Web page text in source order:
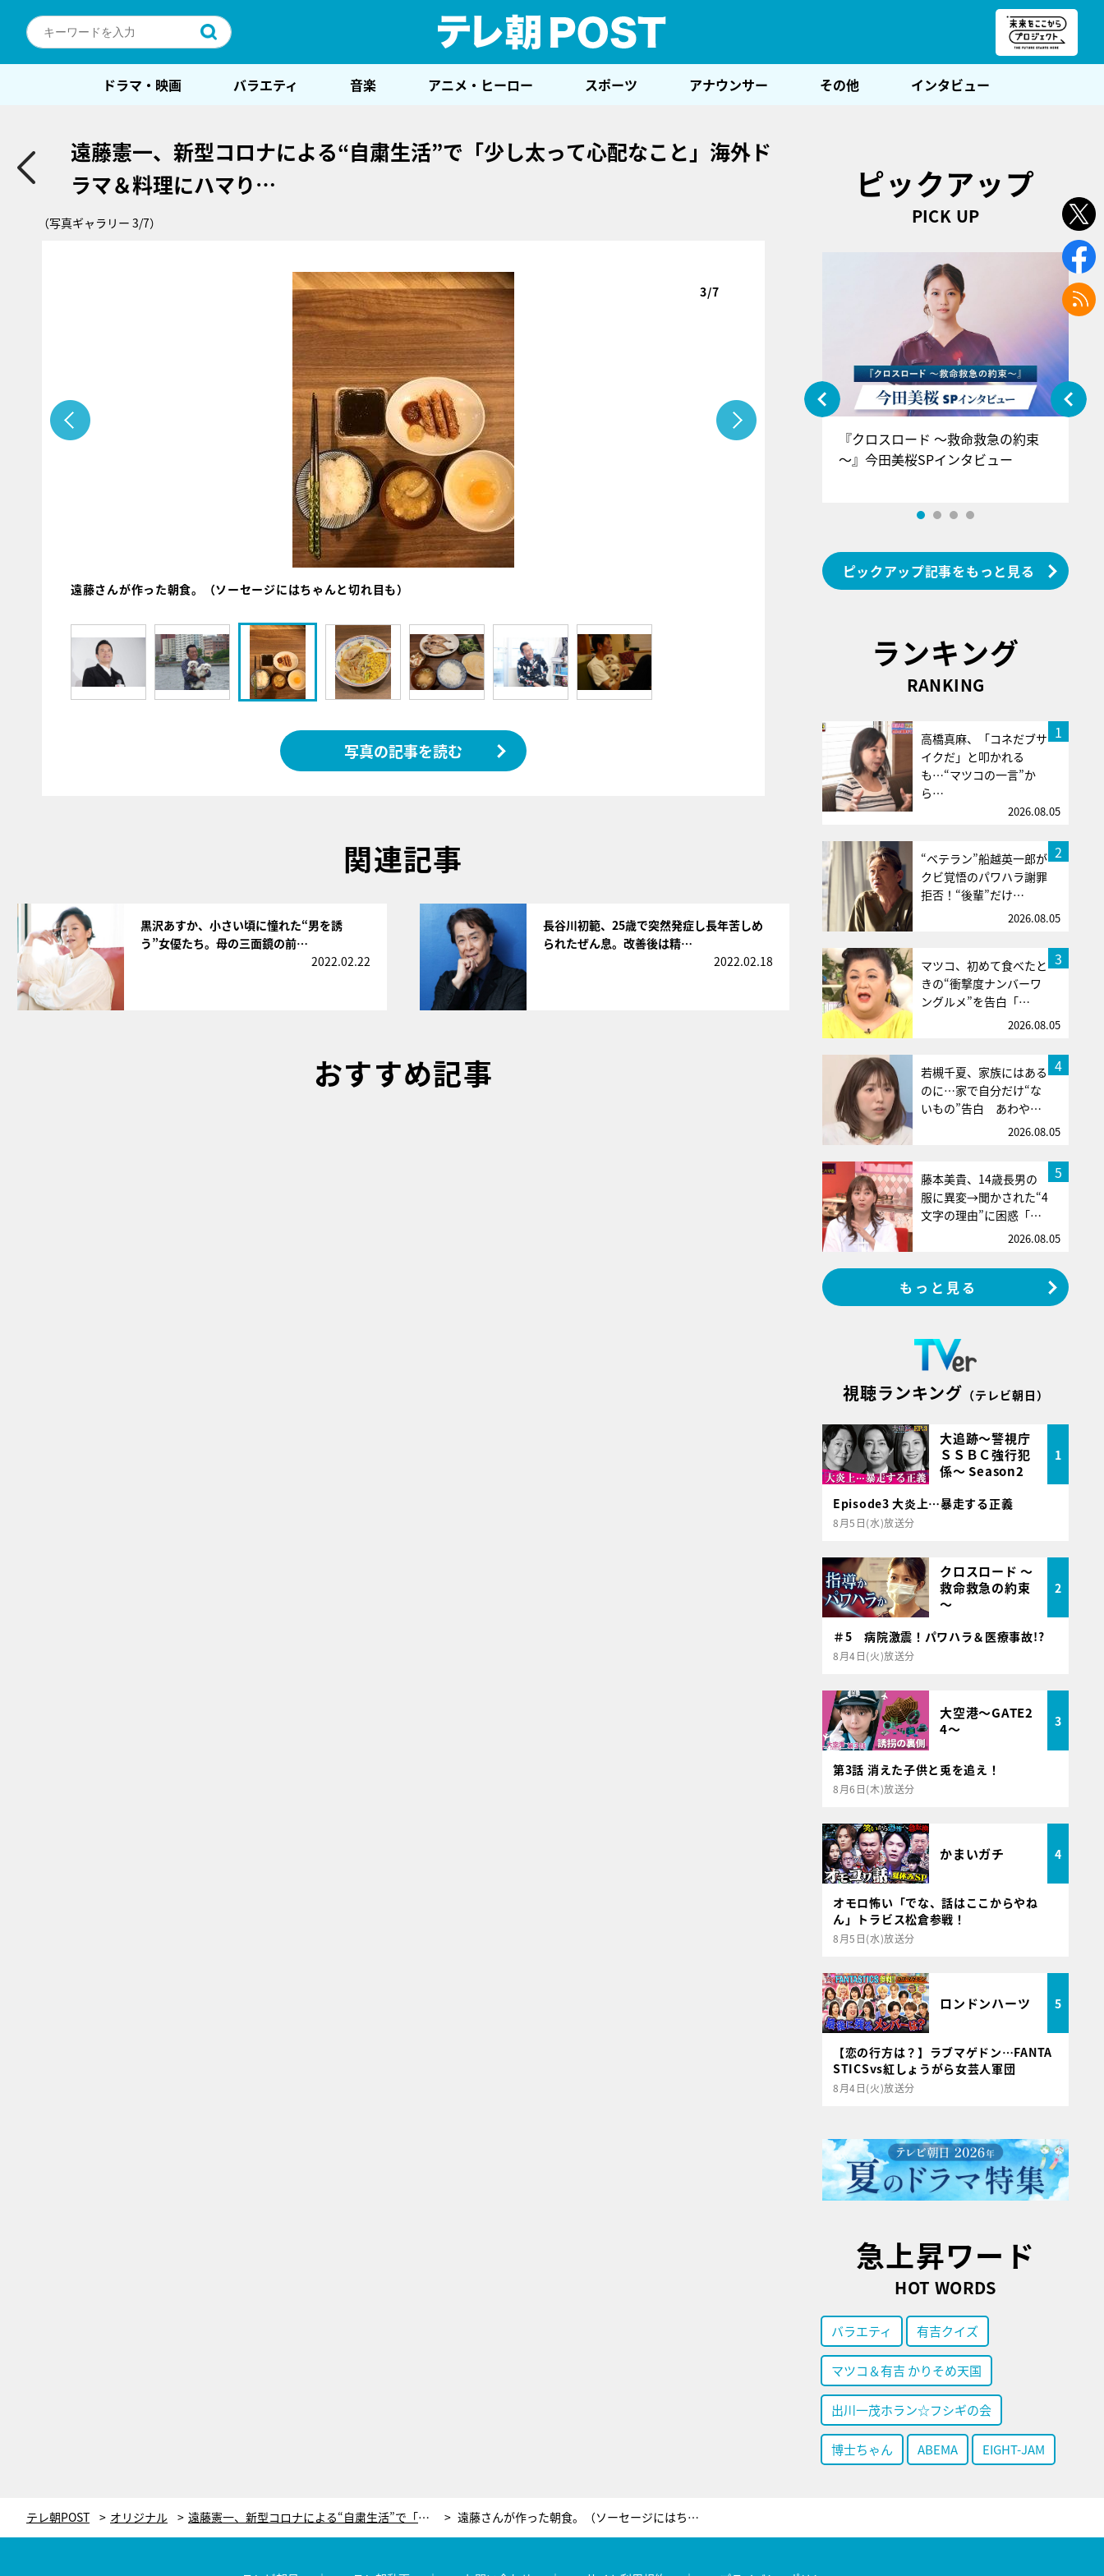
ドラマ・映画 バラエティ 音楽 アニメ・ヒーロー スポーツ アナウンサー その他 インタビュー
遠藤憲一、新型コロナによる“自粛生活”で「少し太って心配なこと」海外ド
ラマ＆料理にハマり…
（写真ギャラリー 3/7）
3/7
遠藤さんが作った朝食。（ソーセージにはちゃんと切れ目も）
写真の記事を読む
関連記事
黒沢あすか、小さい頃に憧れた“男を誘
う”女優たち。母の三面鏡の前…
2022.02.22
長谷川初範、25歳で突然発症し長年苦しめ
られたぜん息。改善後は精…
2022.02.18
おすすめ記事
ピックアップ
PICK UP
『アイ＝ラブ！げーみんぐ』＝LOV
『クロスロード ～救命救急の約束
～』今田美桜SPインタビュー
ピックアップ記事をもっと見る
ランキング
RANKING
1
高橋真麻、「コネだブサ
イクだ」と叩かれる
も…“マツコの一言”か
ら…
2026.08.05
2
“ベテラン”船越英一郎が
クビ覚悟のパワハラ謝罪
拒否！“後輩”だけ…
2026.08.05
3
マツコ、初めて食べたと
きの“衝撃度ナンバーワ
ングルメ”を告白「…
2026.08.05
4
若槻千夏、家族にはある
のに…家で自分だけ“な
いもの”告白 あわや…
2026.08.05
5
藤本美貴、14歳長男の
服に異変→聞かされた“4
文字の理由”に困惑「…
2026.08.05
もっと見る
視聴ランキング （テレビ朝日）
大追跡～警視庁
ＳＳＢＣ強行犯
係～ Season2
1
Episode3 大炎上…暴走する正義
8月5日(水)放送分
クロスロード ～
救命救急の約束
～
2
＃5 病院激震！パワハラ＆医療事故!?
8月4日(火)放送分
大空港～GATE2
4～
3
第3話 消えた子供と兎を追え！
8月6日(木)放送分
かまいガチ 4
オモロ怖い「でな、話はここからやね
ん」トラビス松倉参戦！
8月5日(水)放送分
ロンドンハーツ 5
【恋の行方は？】ラブマゲドン…FANTA
STICSvs紅しょうがら女芸人軍団
8月4日(火)放送分
急上昇ワード
HOT WORDS
バラエティ 有吉クイズ
マツコ＆有吉 かりそめ天国
出川一茂ホラン☆フシギの会
博士ちゃん ABEMA EIGHT-JAM
テレ朝POST オリジナル 遠藤憲一、新型コロナによる“自粛生活”で「少し太って心配なこと」海外ドラマ＆料理にハマり… 遠藤さんが作った朝食。（ソーセージにはちゃんと切れ目も）